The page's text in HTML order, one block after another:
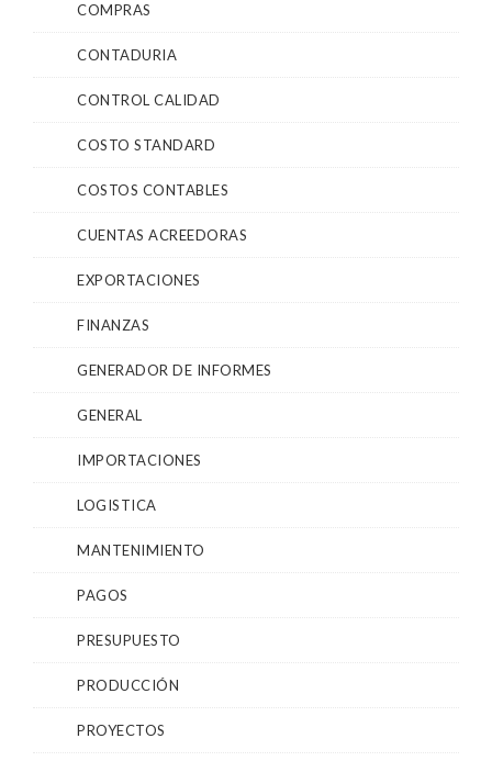
COMPRAS
CONTADURIA
CONTROL CALIDAD
COSTO STANDARD
COSTOS CONTABLES
CUENTAS ACREEDORAS
EXPORTACIONES
FINANZAS
GENERADOR DE INFORMES
GENERAL
IMPORTACIONES
LOGISTICA
MANTENIMIENTO
PAGOS
PRESUPUESTO
PRODUCCIÓN
PROYECTOS